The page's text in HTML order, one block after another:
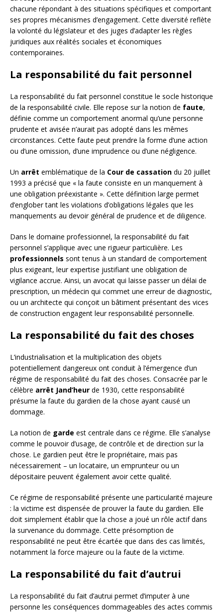
chacune répondant à des situations spécifiques et comportant
ses propres mécanismes d’engagement. Cette diversité reflète
la volonté du législateur et des juges d’adapter les règles
juridiques aux réalités sociales et économiques
contemporaines.
La responsabilité du fait personnel
La responsabilité du fait personnel constitue le socle historique
de la responsabilité civile. Elle repose sur la notion de faute,
définie comme un comportement anormal qu’une personne
prudente et avisée n’aurait pas adopté dans les mêmes
circonstances. Cette faute peut prendre la forme d’une action
ou d’une omission, d’une imprudence ou d’une négligence.
Un arrêt emblématique de la Cour de cassation du 20 juillet
1993 a précisé que « la faute consiste en un manquement à
une obligation préexistante ». Cette définition large permet
d’englober tant les violations d’obligations légales que les
manquements au devoir général de prudence et de diligence.
Dans le domaine professionnel, la responsabilité du fait
personnel s’applique avec une rigueur particulière. Les
professionnels sont tenus à un standard de comportement
plus exigeant, leur expertise justifiant une obligation de
vigilance accrue. Ainsi, un avocat qui laisse passer un délai de
prescription, un médecin qui commet une erreur de diagnostic,
ou un architecte qui conçoit un bâtiment présentant des vices
de construction engagent leur responsabilité personnelle.
La responsabilité du fait des choses
L’industrialisation et la multiplication des objets
potentiellement dangereux ont conduit à l’émergence d’un
régime de responsabilité du fait des choses. Consacrée par le
célèbre arrêt Jand’heur de 1930, cette responsabilité
présume la faute du gardien de la chose ayant causé un
dommage.
La notion de garde est centrale dans ce régime. Elle s’analyse
comme le pouvoir d’usage, de contrôle et de direction sur la
chose. Le gardien peut être le propriétaire, mais pas
nécessairement – un locataire, un emprunteur ou un
dépositaire peuvent également avoir cette qualité.
Ce régime de responsabilité présente une particularité majeure
: la victime est dispensée de prouver la faute du gardien. Elle
doit simplement établir que la chose a joué un rôle actif dans
la survenance du dommage. Cette présomption de
responsabilité ne peut être écartée que dans des cas limités,
notamment la force majeure ou la faute de la victime.
La responsabilité du fait d’autrui
La responsabilité du fait d’autrui permet d’imputer à une
personne les conséquences dommageables des actes commis